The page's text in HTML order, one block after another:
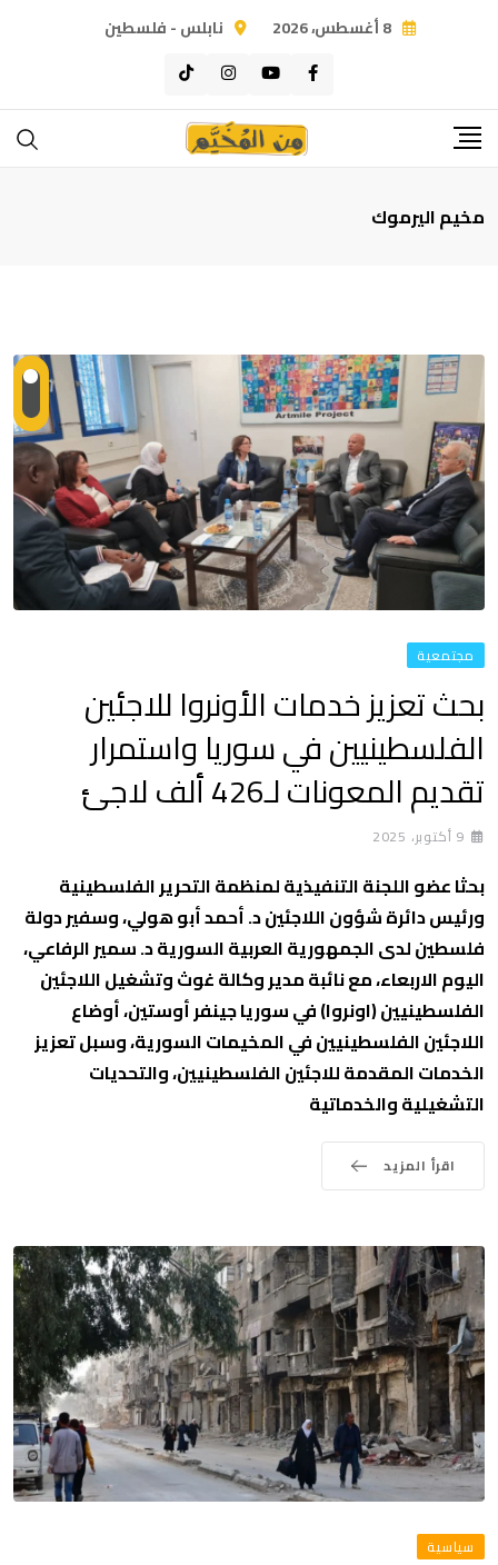
8 أغسطس، 2026 نابلس - فلسطين
مخيم اليرموك
مجتمعية
بحث تعزيز خدمات الأونروا للاجئين
الفلسطينيين في سوريا واستمرار
تقديم المعونات لـ426 ألف لاجئ
9 أكتوبر، 2025
بحثا عضو اللجنة التنفيذية لمنظمة التحرير الفلسطينية
ورئيس دائرة شؤون اللاجئين د. أحمد أبو هولي، وسفير دولة
فلسطين لدى الجمهورية العربية السورية د. سمير الرفاعي،
اليوم الاربعاء، مع نائبة مدير وكالة غوث وتشغيل اللاجئين
الفلسطينيين (اونروا) في سوريا جينفر أوستين، أوضاع
اللاجئين الفلسطينيين في المخيمات السورية، وسبل تعزيز
الخدمات المقدمة للاجئين الفلسطينيين، والتحديات
التشغيلية والخدماتية
اقرأ المزيد
سياسية